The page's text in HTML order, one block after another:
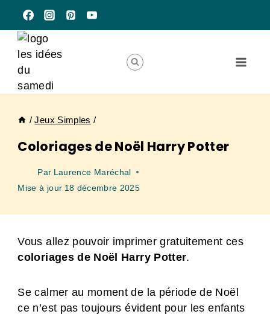
contenu
/ Jeux Simples /
Coloriages de Noël Harry Potter
Par Laurence Maréchal
Mise à jour 18 décembre 2025
Vous allez pouvoir imprimer gratuitement ces
coloriages de Noël Harry Potter.
Se calmer au moment de la période de Noël
ce n’est pas toujours évident pour les enfants